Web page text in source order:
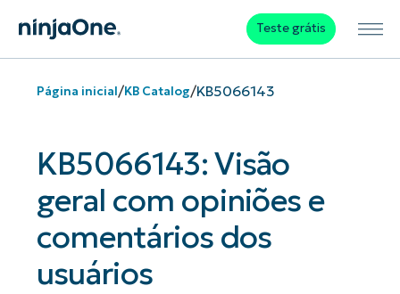
Teste grátis
Página inicial/KB Catalog/KB5066143
KB5066143: Visão
geral com opiniões e
comentários dos
usuários